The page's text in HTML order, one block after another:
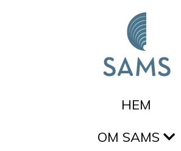
HEM
OM SAMS